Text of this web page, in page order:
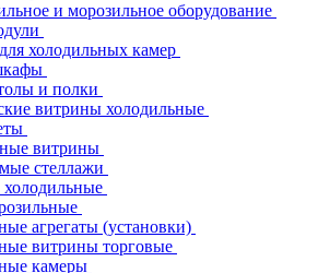
и морозильное оборудование
холодильных камер
и полки
витрины холодильные
витрины
стеллажи
агрегаты (установки)
витрины торговые
камеры